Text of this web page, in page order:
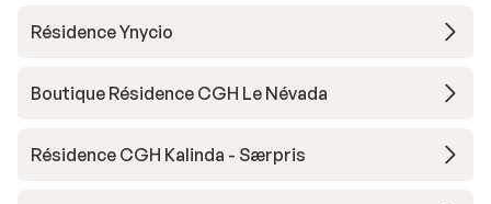
Résidence Ynycio
Boutique Résidence CGH Le Névada
Résidence CGH Kalinda - Særpris